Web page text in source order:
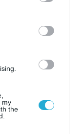
third-party tags to
in below Google
my
the